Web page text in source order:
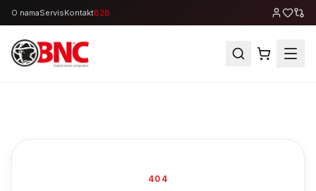
O namaServisKontaktB2B
404